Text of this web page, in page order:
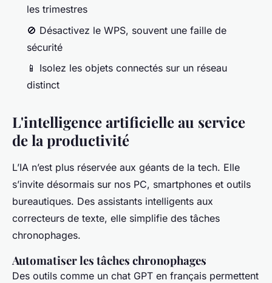
les trimestres
🚫 Désactivez le WPS, souvent une faille de
sécurité
📱 Isolez les objets connectés sur un réseau
distinct
L'intelligence artificielle au service
de la productivité
L’IA n’est plus réservée aux géants de la tech. Elle
s’invite désormais sur nos PC, smartphones et outils
bureautiques. Des assistants intelligents aux
correcteurs de texte, elle simplifie des tâches
chronophages.
Automatiser les tâches chronophages
Des outils comme un chat GPT en français permettent